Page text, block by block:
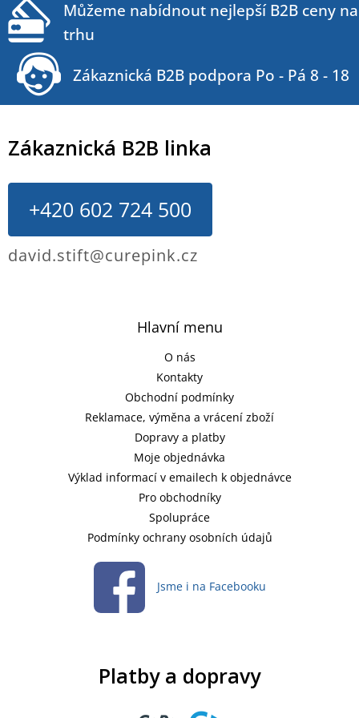
Hlavní menu
O nás
Kontakty
Obchodní podmínky
Reklamace, výměna a vrácení zboží
Dopravy a platby
Moje objednávka
Výklad informací v emailech k objednávce
Pro obchodníky
Spolupráce
Podmínky ochrany osobních údajů
Jsme i na Facebooku
Zákaznická B2B linka
+420 602 724 500
david.stift@curepink.cz
Platby a dopravy
Můžeme nabídnout nejlepší B2B ceny na
trhu
Zákaznická B2B podpora Po - Pá 8 - 18